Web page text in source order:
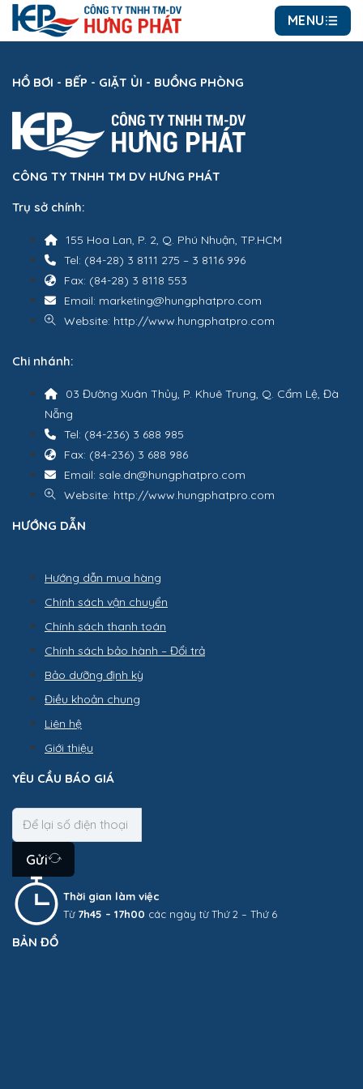
MENU
HỒ BƠI - BẾP - GIẶT ỦI - BUỒNG PHÒNG
CÔNG TY TNHH TM DV HƯNG PHÁT
Trụ sở chính:
155 Hoa Lan, P. 2, Q. Phú Nhuận, TP.HCM
Tel: (84-28) 3 8111 275 – 3 8116 996
Fax: (84-28) 3 8118 553
Email: marketing@hungphatpro.com
Website: http://www.hungphatpro.com
Chi nhánh:
03 Đường Xuân Thủy, P. Khuê Trung, Q. Cẩm Lệ, Đà
Nẵng
Tel: (84-236) 3 688 985
Fax: (84-236) 3 688 986
Email: sale.dn@hungphatpro.com
Website: http://www.hungphatpro.com
HƯỚNG DẪN
Hướng dẫn mua hàng
Chính sách vận chuyển
Chính sách thanh toán
Chính sách bảo hành – Đổi trả
Bảo dưỡng định kỳ
Điều khoản chung
Liên hệ
Giới thiệu
YÊU CẦU BÁO GIÁ
Gửi
Thời gian làm việc
Từ 7h45 – 17h00 các ngày từ Thứ 2 – Thứ 6
BẢN ĐỒ